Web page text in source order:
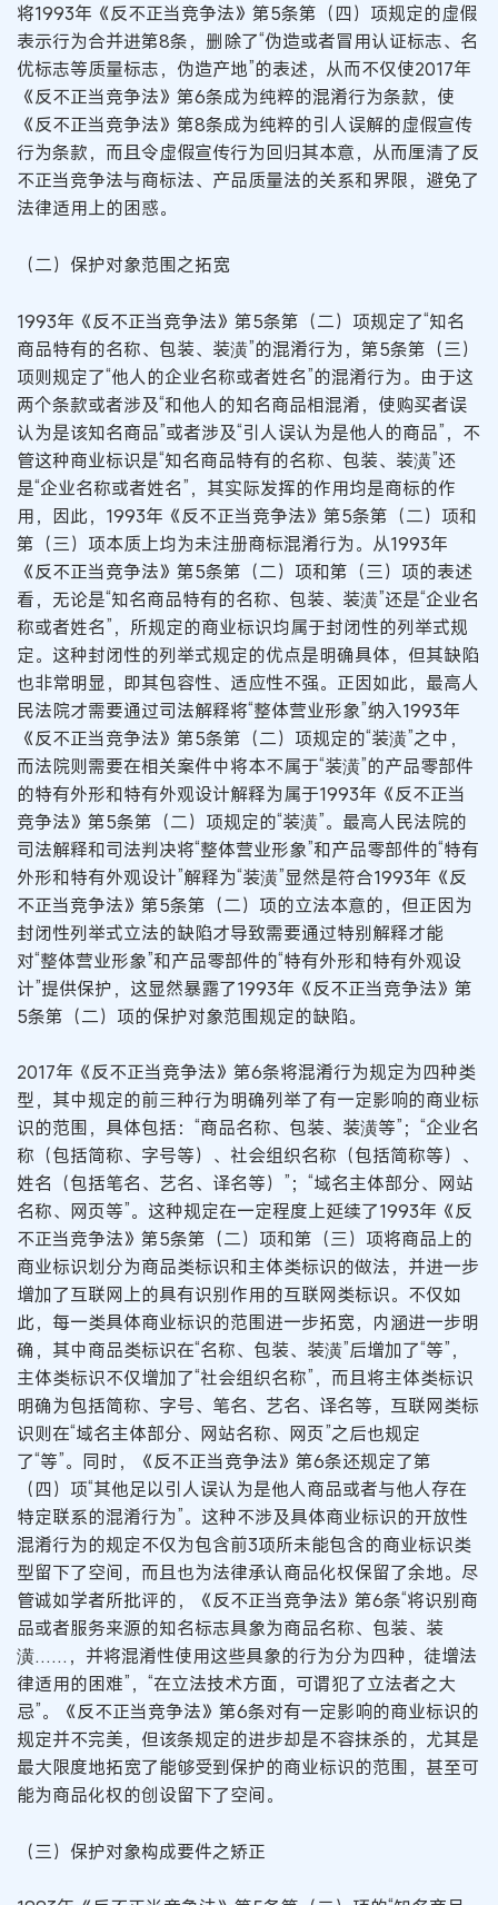
将1993年《反不正当竞争法》第5条第（四）项规定的虚假
表示行为合并进第8条，删除了“伪造或者冒用认证标志、名
优标志等质量标志，伪造产地”的表述，从而不仅使2017年
《反不正当竞争法》第6条成为纯粹的混淆行为条款，使
《反不正当竞争法》第8条成为纯粹的引人误解的虚假宣传
行为条款，而且令虚假宣传行为回归其本意，从而厘清了反
不正当竞争法与商标法、产品质量法的关系和界限，避免了
法律适用上的困惑。
（二）保护对象范围之拓宽
1993年《反不正当竞争法》第5条第（二）项规定了“知名
商品特有的名称、包装、装潢”的混淆行为，第5条第（三）
项则规定了“他人的企业名称或者姓名”的混淆行为。由于这
两个条款或者涉及“和他人的知名商品相混淆，使购买者误
认为是该知名商品”或者涉及“引人误认为是他人的商品”，不
管这种商业标识是“知名商品特有的名称、包装、装潢”还
是“企业名称或者姓名”，其实际发挥的作用均是商标的作
用，因此，1993年《反不正当竞争法》第5条第（二）项和
第（三）项本质上均为未注册商标混淆行为。从1993年
《反不正当竞争法》第5条第（二）项和第（三）项的表述
看，无论是“知名商品特有的名称、包装、装潢”还是“企业名
称或者姓名”，所规定的商业标识均属于封闭性的列举式规
定。这种封闭性的列举式规定的优点是明确具体，但其缺陷
也非常明显，即其包容性、适应性不强。正因如此，最高人
民法院才需要通过司法解释将“整体营业形象”纳入1993年
《反不正当竞争法》第5条第（二）项规定的“装潢”之中，
而法院则需要在相关案件中将本不属于“装潢”的产品零部件
的特有外形和特有外观设计解释为属于1993年《反不正当
竞争法》第5条第（二）项规定的“装潢”。最高人民法院的
司法解释和司法判决将“整体营业形象”和产品零部件的“特有
外形和特有外观设计”解释为“装潢”显然是符合1993年《反
不正当竞争法》第5条第（二）项的立法本意的，但正因为
封闭性列举式立法的缺陷才导致需要通过特别解释才能
对“整体营业形象”和产品零部件的“特有外形和特有外观设
计”提供保护，这显然暴露了1993年《反不正当竞争法》第
5条第（二）项的保护对象范围规定的缺陷。
2017年《反不正当竞争法》第6条将混淆行为规定为四种类
型，其中规定的前三种行为明确列举了有一定影响的商业标
识的范围，具体包括：“商品名称、包装、装潢等”；“企业名
称（包括简称、字号等）、社会组织名称（包括简称等）、
姓名（包括笔名、艺名、译名等）”；“域名主体部分、网站
名称、网页等”。这种规定在一定程度上延续了1993年《反
不正当竞争法》第5条第（二）项和第（三）项将商品上的
商业标识划分为商品类标识和主体类标识的做法，并进一步
增加了互联网上的具有识别作用的互联网类标识。不仅如
此，每一类具体商业标识的范围进一步拓宽，内涵进一步明
确，其中商品类标识在“名称、包装、装潢”后增加了“等”，
主体类标识不仅增加了“社会组织名称”，而且将主体类标识
明确为包括简称、字号、笔名、艺名、译名等，互联网类标
识则在“域名主体部分、网站名称、网页”之后也规定
了“等”。同时，《反不正当竞争法》第6条还规定了第
（四）项“其他足以引人误认为是他人商品或者与他人存在
特定联系的混淆行为”。这种不涉及具体商业标识的开放性
混淆行为的规定不仅为包含前3项所未能包含的商业标识类
型留下了空间，而且也为法律承认商品化权保留了余地。尽
管诚如学者所批评的，《反不正当竞争法》第6条“将识别商
品或者服务来源的知名标志具象为商品名称、包装、装
潢……，并将混淆性使用这些具象的行为分为四种，徒增法
律适用的困难”，“在立法技术方面，可谓犯了立法者之大
忌”。《反不正当竞争法》第6条对有一定影响的商业标识的
规定并不完美，但该条规定的进步却是不容抹杀的，尤其是
最大限度地拓宽了能够受到保护的商业标识的范围，甚至可
能为商品化权的创设留下了空间。
（三）保护对象构成要件之矫正